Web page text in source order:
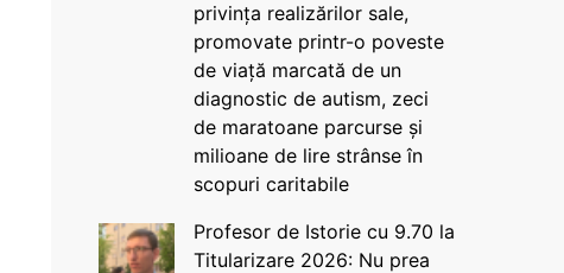
privința realizărilor sale,
promovate printr-o poveste
de viață marcată de un
diagnostic de autism, zeci
de maratoane parcurse și
milioane de lire strânse în
scopuri caritabile
Profesor de Istorie cu 9.70 la
Titularizare 2026: Nu prea